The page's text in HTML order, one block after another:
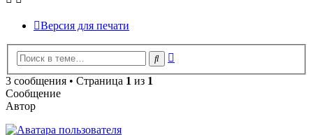
Версия для печати
Поиск
3 сообщения • Страница 1 из 1
Сообщение
Автор